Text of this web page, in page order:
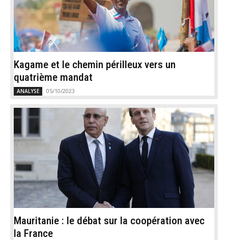
Kagame et le chemin périlleux vers un
quatrième mandat
ANALYSE 05/10/2023
Mauritanie : le débat sur la coopération avec
la France